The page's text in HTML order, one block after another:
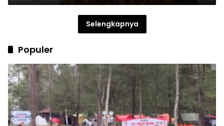
Selengkapnya
Populer